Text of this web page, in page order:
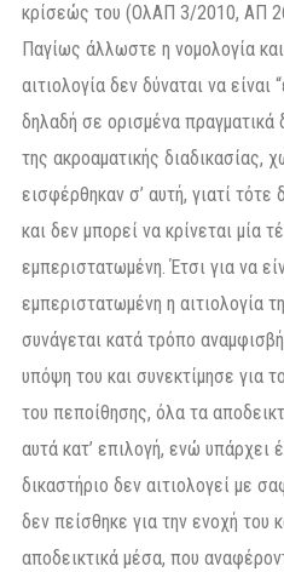
κρίσεώς του (ΟλΑΠ 3/2010, ΑΠ
Παγίως άλλωστε η νομολογία
αιτιολογία δεν δύναται να είναι
δηλαδή σε ορισμένα πραγματικά
της ακροαματικής διαδικασίας,
εισφέρθηκαν σ’ αυτή, γιατί τότε
και δεν μπορεί να κρίνεται μία
εμπεριστατωμένη. Έτσι για να
εμπεριστατωμένη η αιτιολογία
συνάγεται κατά τρόπο
υπόψη του και συνεκτίμησε για
του πεποίθησης, όλα τα
αυτά κατ’ επιλογή, ενώ υπάρχει
δικαστήριο δεν αιτιολογεί με
δεν πείσθηκε για την ενοχή του
αποδεικτικά μέσα, που